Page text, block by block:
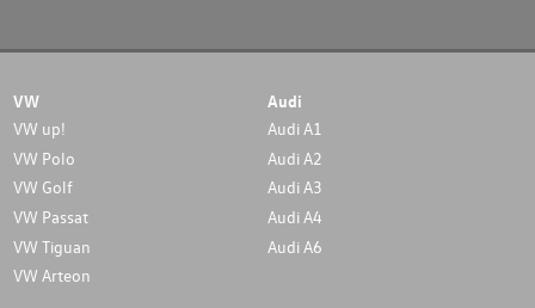
VW
VW up!
VW Polo
VW Golf
VW Passat
VW Tiguan
VW Arteon
Audi
Audi A1
Audi A2
Audi A3
Audi A4
Audi A6